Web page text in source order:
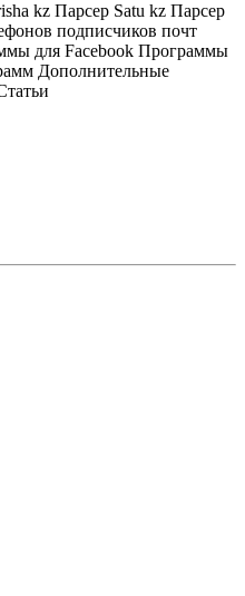
kz Парсер Satu kz Парсер
подписчиков почт
для Facebook Программы
Дополнительные